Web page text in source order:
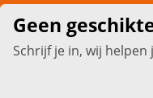
Geen
Schrijf je in, wij helpen